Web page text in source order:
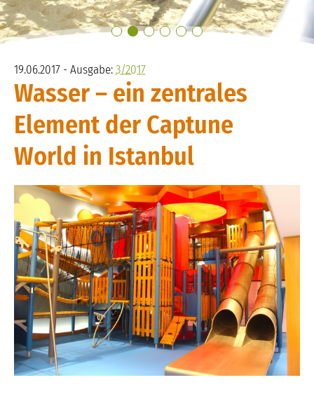
19.06.2017 - Ausgabe:3/2017
Wasser – ein zentrales
Element der Captune
World in Istanbul